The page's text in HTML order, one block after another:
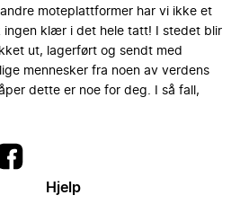
moteplattformer har vi ikke et
ingen klær i det hele tatt! I stedet blir
ut, lagerført og sendt med
mennesker fra noen av verdens
dette er noe for deg. I så fall,
Hjelp